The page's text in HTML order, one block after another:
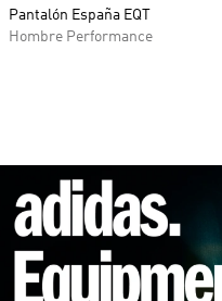
Pantalón España EQT
Hombre Performance